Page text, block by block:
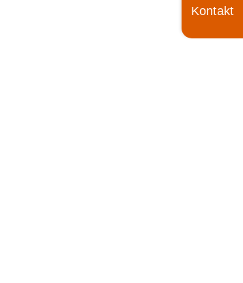
Sliding
Bar